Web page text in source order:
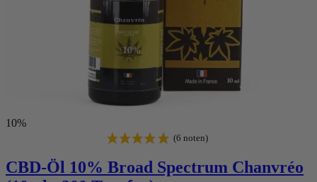
10%
CBD-Öl 10% Broad Spectrum Chanvréo